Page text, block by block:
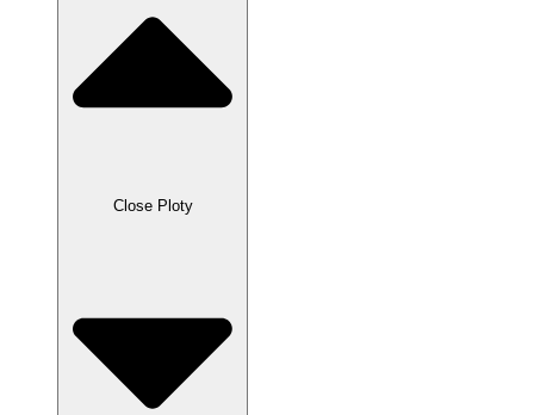
Close Ploty